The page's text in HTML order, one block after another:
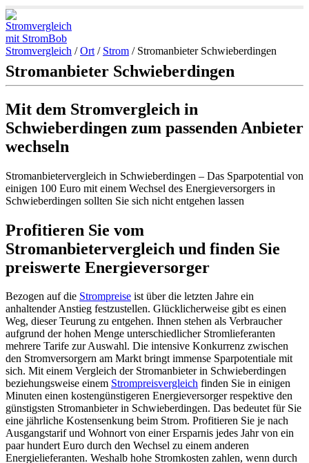
Stromvergleich /Ort / Strom / Stromanbieter Schwieberdingen
Stromanbieter Schwieberdingen
Mit dem Stromvergleich in
Schwieberdingen zum passenden Anbieter
wechseln
Stromanbietervergleich in Schwieberdingen – Das Sparpotential von
einigen 100 Euro mit einem Wechsel des Energieversorgers in
Schwieberdingen sollten Sie sich nicht entgehen lassen
Profitieren Sie vom
Stromanbietervergleich und finden Sie
preiswerte Energieversorger
Bezogen auf die Strompreise ist über die letzten Jahre ein
anhaltender Anstieg festzustellen. Glücklicherweise gibt es einen
Weg, dieser Teurung zu entgehen. Ihnen stehen als Verbraucher
aufgrund der hohen Menge unterschiedlicher Stromlieferanten
mehrere Tarife zur Auswahl. Die intensive Konkurrenz zwischen
den Stromversorgern am Markt bringt immense Sparpotentiale mit
sich. Mit einem Vergleich der Stromanbieter in Schwieberdingen
beziehungsweise einem Strompreisvergleich finden Sie in einigen
Minuten einen kostengünstigeren Energieversorger respektive den
günstigsten Stromanbieter in Schwieberdingen. Das bedeutet für Sie
eine jährliche Kostensenkung beim Strom. Profitieren Sie je nach
Ausgangstarif und Wohnort von einer Ersparnis jedes Jahr von ein
paar hundert Euro durch den Wechsel zu einem anderen
Energielieferanten. Weshalb hohe Stromkosten zahlen, wenn durch